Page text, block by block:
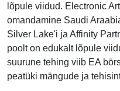
lõpule viidud. Electronic
omandamine Saudi
Silver Lake'i ja Affinity
poolt on edukalt lõpule
suurune tehing viib EA
peatüki mängude ja